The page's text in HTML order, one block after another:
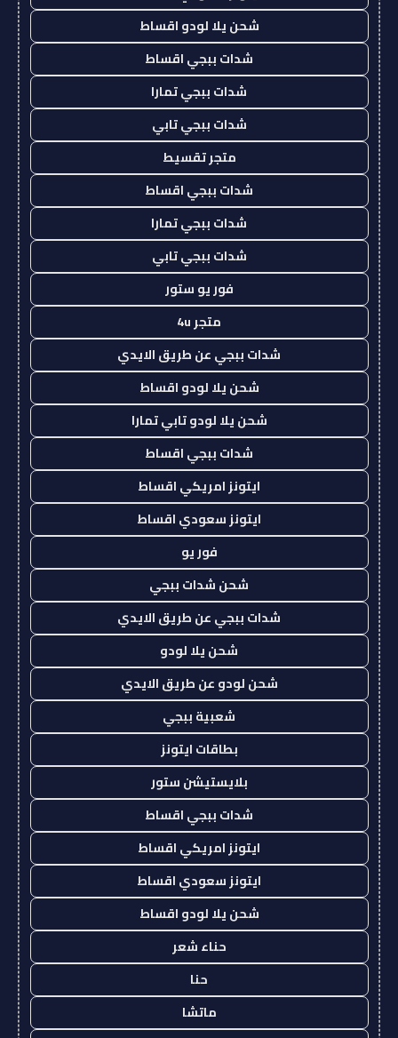
شحن يلا لودو اقساط
شدات ببجي اقساط
شدات ببجي تمارا
شدات ببجي تابي
متجر تقسيط
شدات ببجي اقساط
شدات ببجي تمارا
شدات ببجي تابي
فور يو ستور
متجر 4u
شدات ببجي عن طريق الايدي
شحن يلا لودو اقساط
شحن يلا لودو تابي تمارا
شدات ببجي اقساط
ايتونز امريكي اقساط
ايتونز سعودي اقساط
فور يو
شحن شدات ببجي
شدات ببجي عن طريق الايدي
شحن يلا لودو
شحن لودو عن طريق الايدي
شعبية ببجي
بطاقات ايتونز
بلايستيشن ستور
شدات ببجي اقساط
ايتونز امريكي اقساط
ايتونز سعودي اقساط
شحن يلا لودو اقساط
حناء شعر
حنا
ماتشا